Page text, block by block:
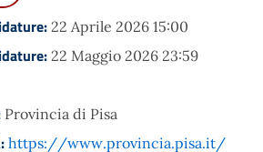
22 Aprile 2026 15:00
22 Maggio 2026 23:59
Provincia di Pisa
https://www.provincia.pisa.it/